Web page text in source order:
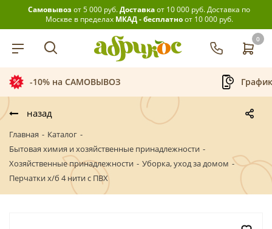
Самовывозот 5 000 руб.Доставкаот 10 000 руб.Доставка по
Москве в пределах МКАД - бесплатноот 10 000 руб.
0
-10% на САМОВЫВОЗ
назад
Главная - Каталог -
Бытовая химия и хозяйственные принадлежности -
Хозяйственные принадлежности - Уборка, уход за домом -
Перчатки х/б 4 нити с ПВХ